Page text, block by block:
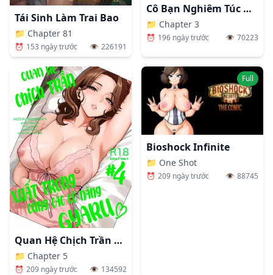
Tái Sinh Làm Trai Bao
📁 Chapter 81
⏰ 153 ngày trước 👁️ 226191
Cô Bạn Nghiêm Túc Nhất Lớp Lại Lộ Ra Vẻ Mặt Dâm Đãng Trước Mặt Tôi.
📁 Chapter 3
⏰ 196 ngày trước 👁️ 70223
Quan Hệ Chịch Trần Xuất Trong Cùng Các Cô Nàng Gyaru.
📁 Chapter 5
⏰ 209 ngày trước 👁️ 134592
Full
Bioshock Infinite
📁 One Shot
⏰ 209 ngày trước 👁️ 88745